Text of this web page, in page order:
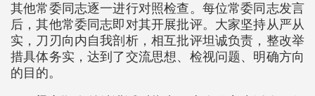
其他常委同志逐一进行对照检查。每位常委同志发言
后，其他常委同志即对其开展批评。大家坚持从严从
实，刀刃向内自我剖析，相互批评坦诚负责，整改举
措具体务实，达到了交流思想、检视问题、明确方向
的目的。